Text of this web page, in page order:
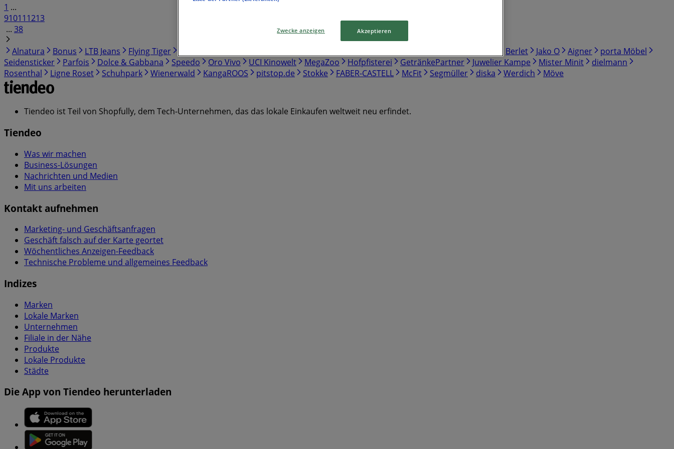
1 ...
910111213
... 38
Alnatura
Bonus LTB Jeans Flying Tiger Berlet Jako O Aigner
porta Möbel
Seidensticker
Parfois Dolce & Gabbana Speedo Oro Vivo UCI Kinowelt MegaZoo Hofpfisterei GetränkePartner Juwelier Kampe Mister Minit
dielmann
Rosenthal
Ligne Roset Schuhpark Wienerwald KangaROOS pitstop.de Stokke FABER-CASTELL McFit Segmüller diska Werdich Möve
Tiendeo ist Teil von Shopfully, dem Tech-Unternehmen, das das lokale Einkaufen weltweit neu erfindet.
Tiendeo
Was wir machen
Business-Lösungen
Nachrichten und Medien
Mit uns arbeiten
Kontakt aufnehmen
Marketing- und Geschäftsanfragen
Geschäft falsch auf der Karte geortet
Wöchentliches Anzeigen-Feedback
Technische Probleme und allgemeines Feedback
Indizes
Marken
Lokale Marken
Unternehmen
Filiale in der Nähe
Produkte
Lokale Produkte
Städte
Die App von Tiendeo herunterladen
Zwecke anzeigen Akzeptieren